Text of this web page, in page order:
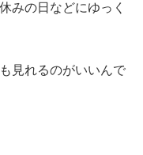
みの日などにゆっく
見れるのがいいんで